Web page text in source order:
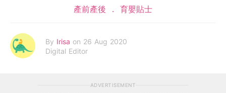
產前產後 育嬰貼士
By Irisa on 26 Aug 2020
Digital Editor
ADVERTISEMENT